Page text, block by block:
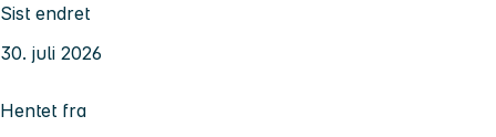
Sist endret
30. juli 2026
Hentet fra